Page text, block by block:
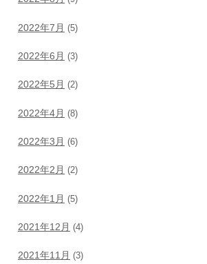
2022年7月 (5)
2022年6月 (3)
2022年5月 (2)
2022年4月 (8)
2022年3月 (6)
2022年2月 (2)
2022年1月 (5)
2021年12月 (4)
2021年11月 (3)